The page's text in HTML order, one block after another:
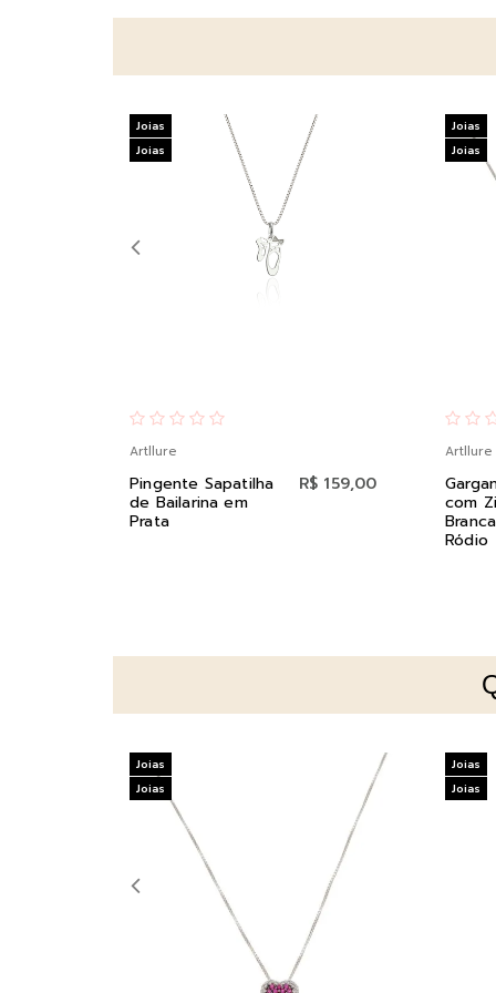
Artllure
Pingente Sapatilha
de Bailarina em
Prata
R$ 159,00
Joias
Joias
Artllure
com
Ródio
Joias
Joias
Joias
Joias
Joias
Joias